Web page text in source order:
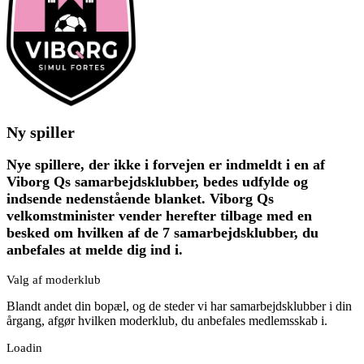
Ny spiller
Nye spillere, der ikke i forvejen er indmeldt i en af
Viborg Qs samarbejdsklubber, bedes udfylde og
indsende nedenstående blanket. Viborg Qs
velkomstminister vender herefter tilbage med en
besked om hvilken af de 7 samarbejdsklubber, du
anbefales at melde dig ind i.
Valg af moderklub
Blandt andet din bopæl, og de steder vi har samarbejdsklubber i din
årgang, afgør hvilken moderklub, du anbefales medlemsskab i.
Loadin